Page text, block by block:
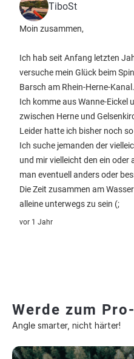
TiboSt
Moin zusammen,
Ich hab seit Anfang letzten
versuche mein Glück beim
Barsch am Rhein-Herne-Kanal.
Ich komme aus Wanne-Eickel
zwischen Herne und
Leider hatte ich bisher noch
Ich suche jemanden der
und mir vielleicht den ein oder
man eventuell anders oder
Die Zeit zusammen am
alleine unterwegs zu sein (;
vor 1 Jahr
Werde zum
Angle smarter, nicht härter!